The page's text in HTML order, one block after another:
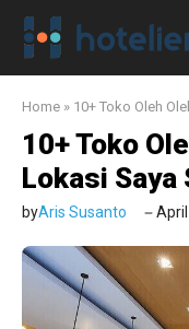
Langsung
Home » 10+ Toko Oleh
10+ Toko
Lokasi Saya
byAris Susanto